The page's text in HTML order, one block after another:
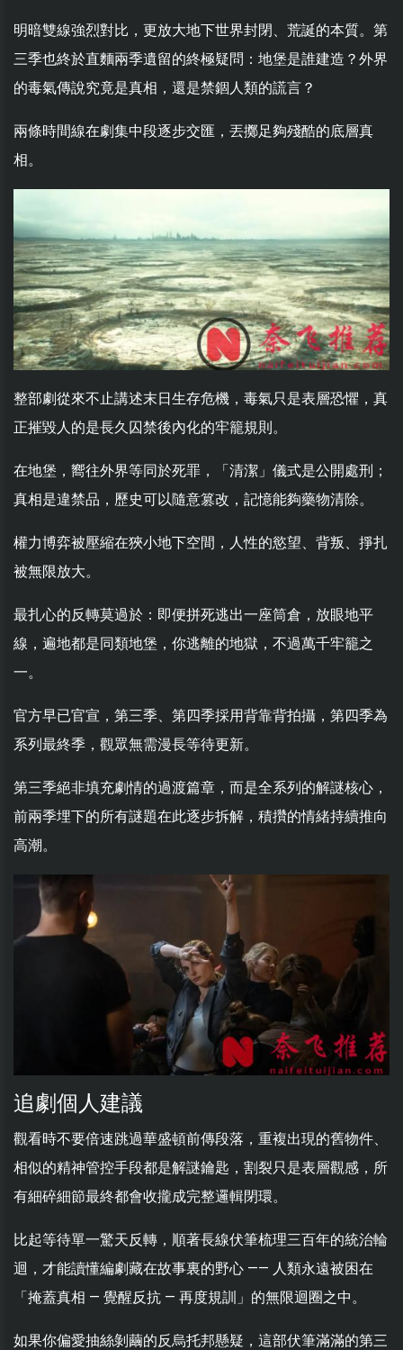
明暗雙線強烈對比，更放大地下世界封閉、荒誕的本質。第
三季也終於直麵兩季遺留的終極疑問：地堡是誰建造？外界
的毒氣傳說究竟是真相，還是禁錮人類的謊言？
兩條時間線在劇集中段逐步交匯，丟擲足夠殘酷的底層真
相。
整部劇從來不止講述末日生存危機，毒氣只是表層恐懼，真
正摧毀人的是長久囚禁後內化的牢籠規則。
在地堡，嚮往外界等同於死罪，「清潔」儀式是公開處刑；
真相是違禁品，歷史可以隨意篡改，記憶能夠藥物清除。
權力博弈被壓縮在狹小地下空間，人性的慾望、背叛、掙扎
被無限放大。
最扎心的反轉莫過於：即便拼死逃出一座筒倉，放眼地平
線，遍地都是同類地堡，你逃離的地獄，不過萬千牢籠之
一。
官方早已官宣，第三季、第四季採用背靠背拍攝，第四季為
系列最終季，觀眾無需漫長等待更新。
第三季絕非填充劇情的過渡篇章，而是全系列的解謎核心，
前兩季埋下的所有謎題在此逐步拆解，積攢的情緒持續推向
高潮。
追劇個人建議
觀看時不要倍速跳過華盛頓前傳段落，重複出現的舊物件、
相似的精神管控手段都是解謎鑰匙，割裂只是表層觀感，所
有細碎細節最終都會收攏成完整邏輯閉環。
比起等待單一驚天反轉，順著長線伏筆梳理三百年的統治輪
迴，才能讀懂編劇藏在故事裏的野心 —— 人類永遠被困在
「掩蓋真相 — 覺醒反抗 — 再度規訓」的無限迴圈之中。
如果你偏愛抽絲剝繭的反烏托邦懸疑，這部伏筆滿滿的第三